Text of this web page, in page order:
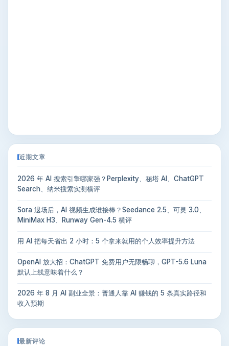
近期文章
2026 年 AI 搜索引擎哪家强？Perplexity、秘塔 AI、ChatGPT
Search、纳米搜索实测横评
Sora 退场后，AI 视频生成谁接棒？Seedance 2.5、可灵 3.0、
MiniMax H3、Runway Gen-4.5 横评
用 AI 把每天省出 2 小时：5 个拿来就用的个人效率提升方法
OpenAI 放大招：ChatGPT 免费用户无限畅聊，GPT-5.6 Luna
默认上线意味着什么？
2026 年 8 月 AI 副业全景：普通人靠 AI 赚钱的 5 条真实路径和
收入预期
最新评论